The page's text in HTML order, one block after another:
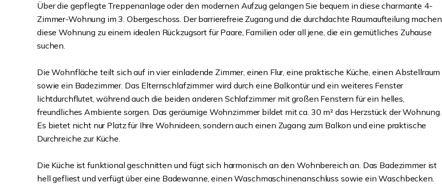
Über die gepflegte Treppenanlage oder den modernen Aufzug gelangen Sie bequem in diese charmante 4-
Zimmer-Wohnung im 3. Obergeschoss. Der barrierefreie Zugang und die durchdachte Raumaufteilung machen
diese Wohnung zu einem idealen Rückzugsort für Paare, Familien oder all jene, die ein gemütliches Zuhause
suchen.
Die Wohnfläche teilt sich auf in vier einladende Zimmer, einen Flur, eine praktische Küche, einen Abstellraum
sowie ein Badezimmer. Das Elternschlafzimmer wird durch eine Balkontür und ein weiteres Fenster
lichtdurchflutet, während auch die beiden anderen Schlafzimmer mit großen Fenstern für ein helles,
freundliches Ambiente sorgen. Das geräumige Wohnzimmer bildet mit ca. 30 m² das Herzstück der Wohnung.
Es bietet nicht nur Platz für Ihre Wohnideen, sondern auch einen Zugang zum Balkon und eine praktische
Durchreiche zur Küche.
Die Küche ist funktional geschnitten und fügt sich harmonisch an den Wohnbereich an. Das Badezimmer ist
hell gefliest und verfügt über eine Badewanne, einen Waschmaschinenanschluss sowie ein Waschbecken.